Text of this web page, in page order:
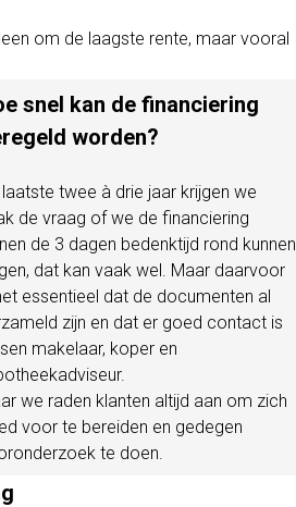
om de laagste rente, maar vooral
snel kan de financiering
worden?
laatste twee à drie jaar krijgen we
de vraag ofwe de financiering
de 3 dagen bedenktijd rond kunnen
dat kan vaak wel. Maar daarvoor
essentieel dat de documenten al
zijn en dat er goed contact is
makelaar, koper en
we raden klanten altijd aan om zich
voor te bereiden en gedegen
te doen.